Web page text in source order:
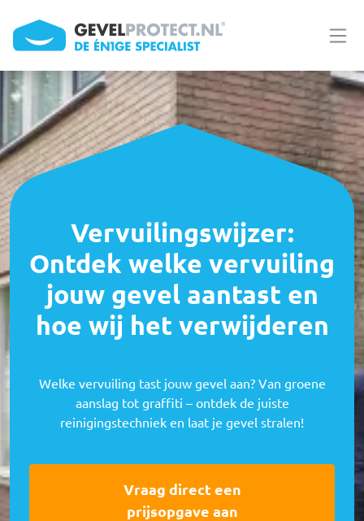
Vervuilingswijzer:
Ontdek welke vervuiling
jouw gevel aantast en
hoe wij het verwijderen
Welke vervuiling tast jouw gevel aan? Van groene
aanslag tot graffiti – ontdek de juiste
reinigingstechniek en laat je gevel stralen!
Vraag direct een
prijsopgave aan